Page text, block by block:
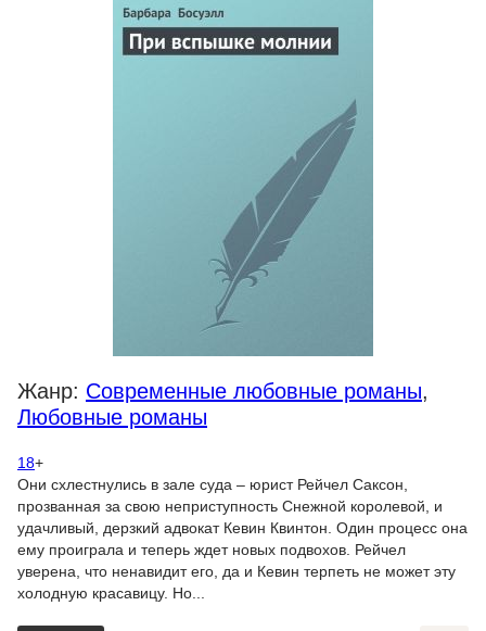
Жанр: Современные любовные романы,
Любовные романы
18+
Они схлестнулись в зале суда – юрист Рейчел Саксон,
прозванная за свою неприступность Снежной королевой, и
удачливый, дерзкий адвокат Кевин Квинтон. Один процесс она
ему проиграла и теперь ждет новых подвохов. Рейчел
уверена, что ненавидит его, да и Кевин терпеть не может эту
холодную красавицу. Но...